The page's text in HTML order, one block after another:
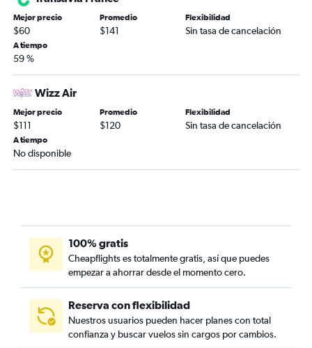
Mejor precio
$60
Promedio
$141
Flexibilidad
Sin tasa de cancelación
A tiempo
59 %
Wizz Air
Mejor precio
$111
Promedio
$120
Flexibilidad
Sin tasa de cancelación
A tiempo
No disponible
100% gratis
Cheapflights es totalmente gratis, así que puedes
empezar a ahorrar desde el momento cero.
Reserva con flexibilidad
Nuestros usuarios pueden hacer planes con total
confianza y buscar vuelos sin cargos por cambios.